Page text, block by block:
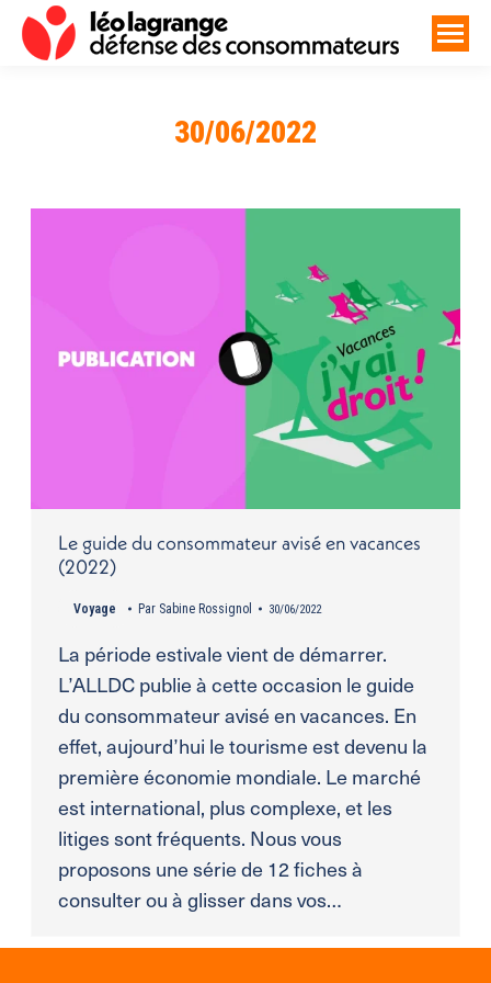
30/06/2022
Le guide du consommateur avisé en vacances
(2022)
Voyage Par Sabine Rossignol 30/06/2022
La période estivale vient de démarrer.
L’ALLDC publie à cette occasion le guide
du consommateur avisé en vacances. En
effet, aujourd’hui le tourisme est devenu la
première économie mondiale. Le marché
est international, plus complexe, et les
litiges sont fréquents. Nous vous
proposons une série de 12 fiches à
consulter ou à glisser dans vos…